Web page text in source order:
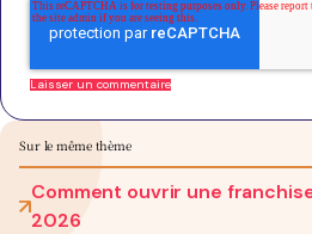
Sur le même thème
Comment ouvrir une
2026